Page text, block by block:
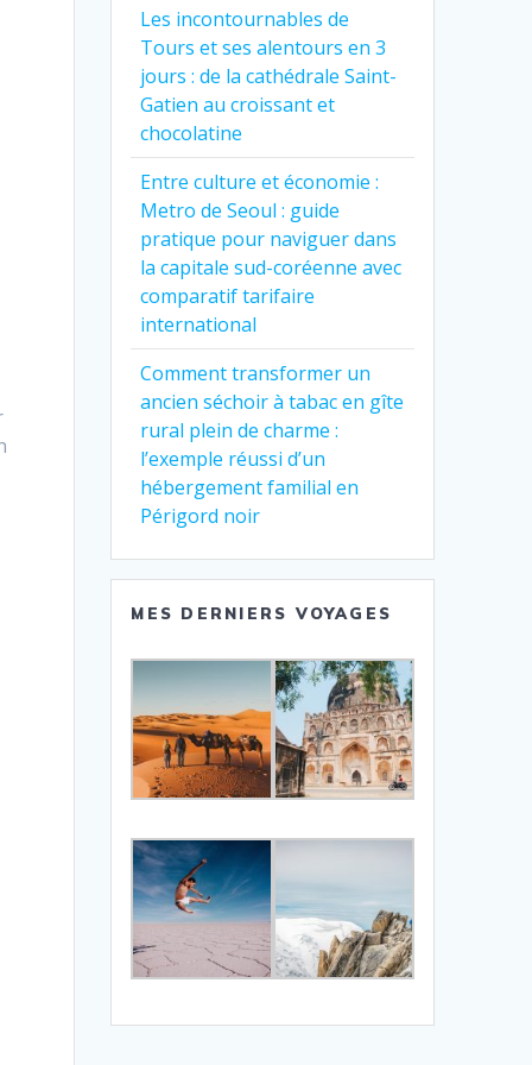
Les incontournables de
Tours et ses alentours en 3
jours : de la cathédrale Saint-
Gatien au croissant et
chocolatine
Entre culture et économie :
Metro de Seoul : guide
pratique pour naviguer dans
la capitale sud-coréenne avec
comparatif tarifaire
international
Comment transformer un
ancien séchoir à tabac en gîte
rural plein de charme :
l’exemple réussi d’un
hébergement familial en
Périgord noir
MES DERNIERS VOYAGES